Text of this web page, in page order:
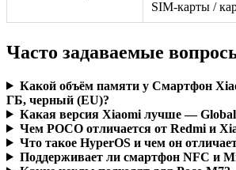
SIM-карты /
Часто задаваемые
Какой объём памяти у Смартфон
ГБ, черный (EU)?
Какая версия Xiaomi лучше —
Чем POCO отличается от Redmi и
Что такое HyperOS и чем он
Поддерживает ли смартфон NFC и